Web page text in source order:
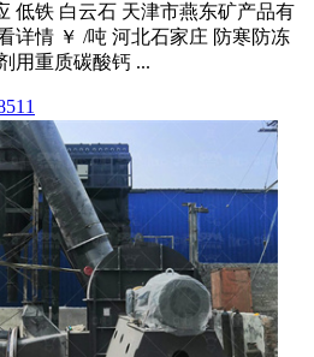
低铁 白云石 天津市燕东矿产品有
详情 ￥ /吨 河北石家庄 防寒防冻
用重质碳酸钙 ...